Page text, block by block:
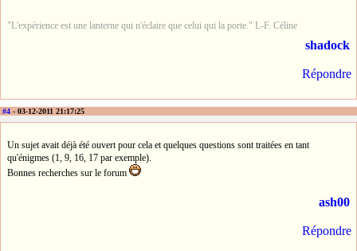
"L'expérience est une lanterne qui n'éclaire que celui qui la porte." L-F. Céline
shadock
Répondre
#4 - 03-12-2011 21:17:25
Un sujet avait déjà été ouvert pour cela et quelques questions sont traitées en tant
qu'énigmes (1, 9, 16, 17 par exemple).
Bonnes recherches sur le forum
ash00
Répondre